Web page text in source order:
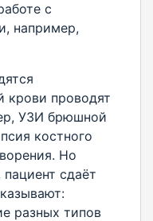
с
например,
крови проводят
УЗИ брюшной
костного
Но
сдаёт
разных типов